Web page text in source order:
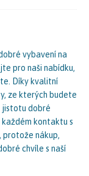
vybavení na
pro naši nabídku,
Díky kvalitní
ze kterých budete
jistotu dobré
kontaktu s
protože nákup,
chvíle s naší